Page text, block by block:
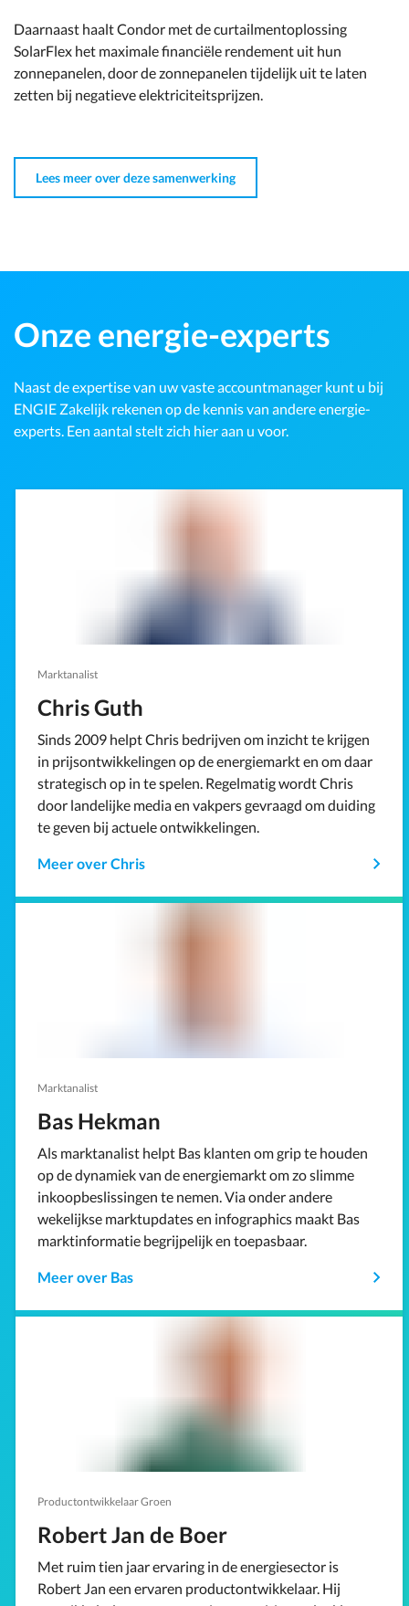
Daarnaast haalt Condor met de curtailmentoplossing
SolarFlex het maximale financiële rendement uit hun
zonnepanelen, door de zonnepanelen tijdelijk uit te laten
zetten bij negatieve elektriciteitsprijzen.
Lees meer over deze samenwerking
Onze energie-experts
Naast de expertise van uw vaste accountmanager kunt u bij
ENGIE Zakelijk rekenen op de kennis van andere energie-
experts. Een aantal stelt zich hier aan u voor.
Marktanalist
Chris Guth
Sinds 2009 helpt Chris bedrijven om inzicht te krijgen
in prijsontwikkelingen op de energiemarkt en om daar
strategisch op in te spelen. Regelmatig wordt Chris
door landelijke media en vakpers gevraagd om duiding
te geven bij actuele ontwikkelingen.
Meer over Chris
Marktanalist
Bas Hekman
Als marktanalist helpt Bas klanten om grip te houden
op de dynamiek van de energiemarkt om zo slimme
inkoopbeslissingen te nemen. Via onder andere
wekelijkse marktupdates en infographics maakt Bas
marktinformatie begrijpelijk en toepasbaar.
Meer over Bas
Productontwikkelaar Groen
Robert Jan de Boer
Met ruim tien jaar ervaring in de energiesector is
Robert Jan een ervaren productontwikkelaar. Hij